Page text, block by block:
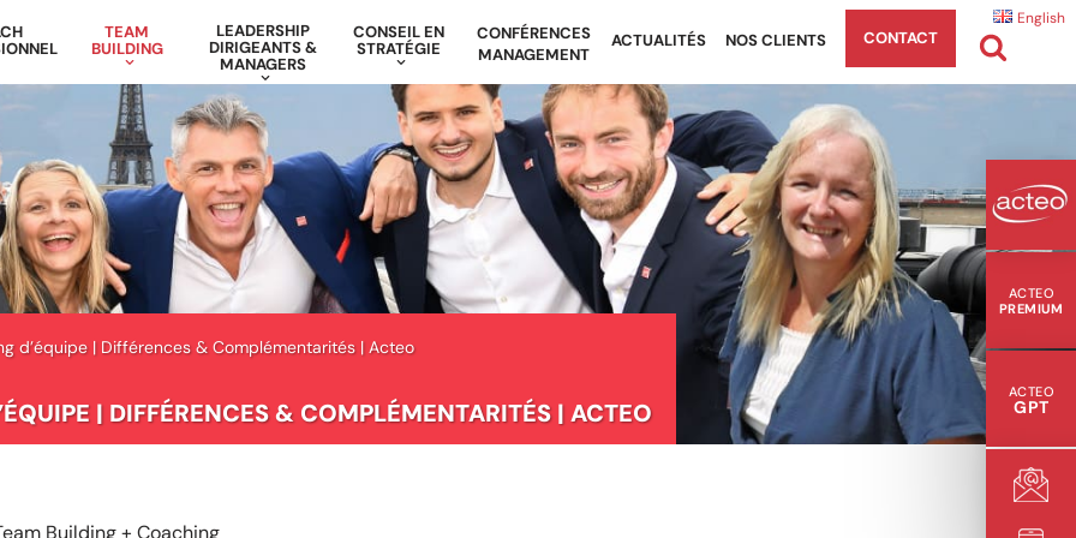
English
ACTEO
PREMIUM
ACTEO
GPT
TEAM
BUILDING
LEADERSHIP
DIRIGEANTS &
MANAGERS
CONSEIL EN
STRATÉGIE
CONFÉRENCES
MANAGEMENT
ACTUALITÉS NOS CLIENTS CONTACT
d’équipe | Différences & Complémentarités | Acteo
| DIFFÉRENCES & COMPLÉMENTARITÉS | ACTEO
Building + Coaching